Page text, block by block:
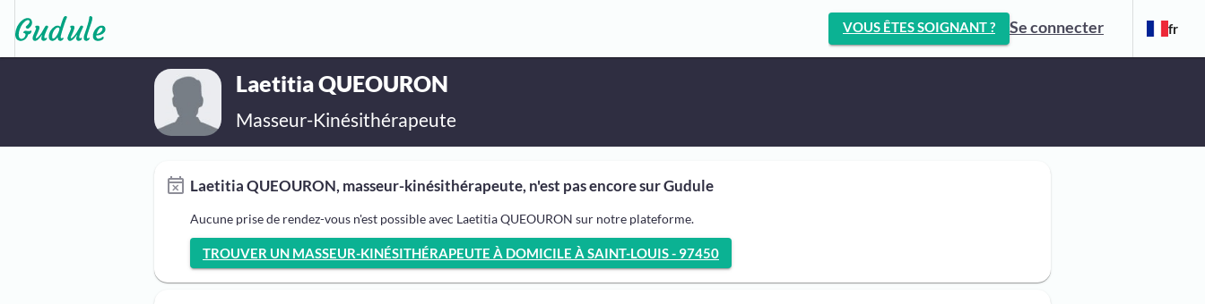
VOUS ÊTES SOIGNANT ? Se connecter fr
Laetitia QUEOURON
Masseur-Kinésithérapeute
Laetitia QUEOURON, masseur-kinésithérapeute, n'est pas encore sur Gudule
Aucune prise de rendez-vous n'est possible avec Laetitia QUEOURON sur notre plateforme.
TROUVER UN MASSEUR-KINÉSITHÉRAPEUTE À DOMICILE À SAINT-LOUIS - 97450